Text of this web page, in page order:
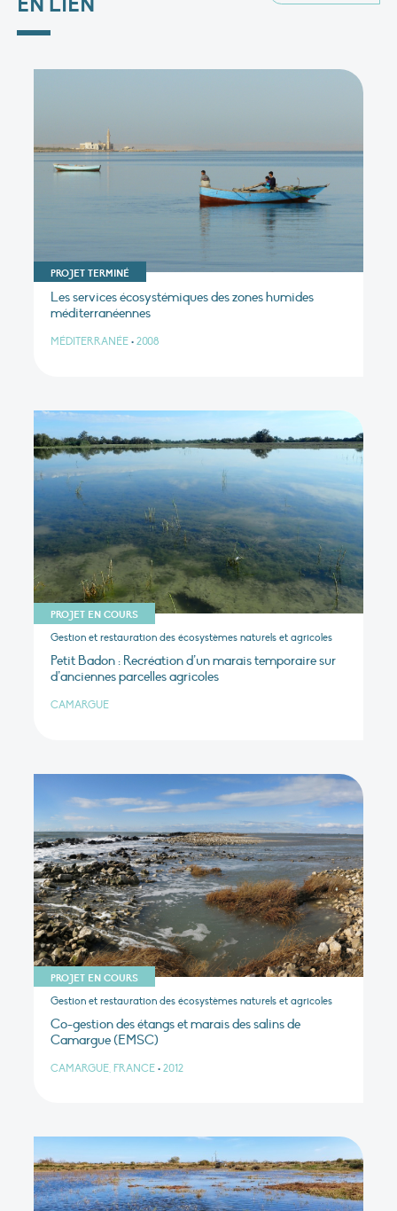
PROJET TERMINÉ
Les services écosystémiques des zones humides
méditerranéennes
MÉDITERRANÉE • 2008
PROJET EN COURS
Gestion et restauration des écosystèmes naturels et agricoles
Petit Badon : Recréation d’un marais temporaire sur
d’anciennes parcelles agricoles
CAMARGUE
PROJET EN COURS
Gestion et restauration des écosystèmes naturels et agricoles
Co-gestion des étangs et marais des salins de
Camargue (EMSC)
CAMARGUE, FRANCE • 2012